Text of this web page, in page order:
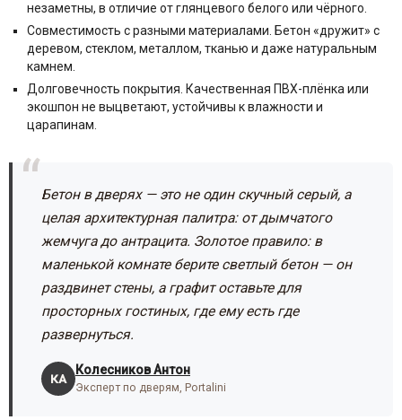
незаметны, в отличие от глянцевого белого или чёрного.
Совместимость с разными материалами. Бетон «дружит» с
деревом, стеклом, металлом, тканью и даже натуральным
камнем.
Долговечность покрытия. Качественная ПВХ-плёнка или
экошпон не выцветают, устойчивы к влажности и
царапинам.
Бетон в дверях — это не один скучный серый, а
целая архитектурная палитра: от дымчатого
жемчуга до антрацита. Золотое правило: в
маленькой комнате берите светлый бетон — он
раздвинет стены, а графит оставьте для
просторных гостиных, где ему есть где
развернуться.
КА
Колесников Антон
Эксперт по дверям, Portalini